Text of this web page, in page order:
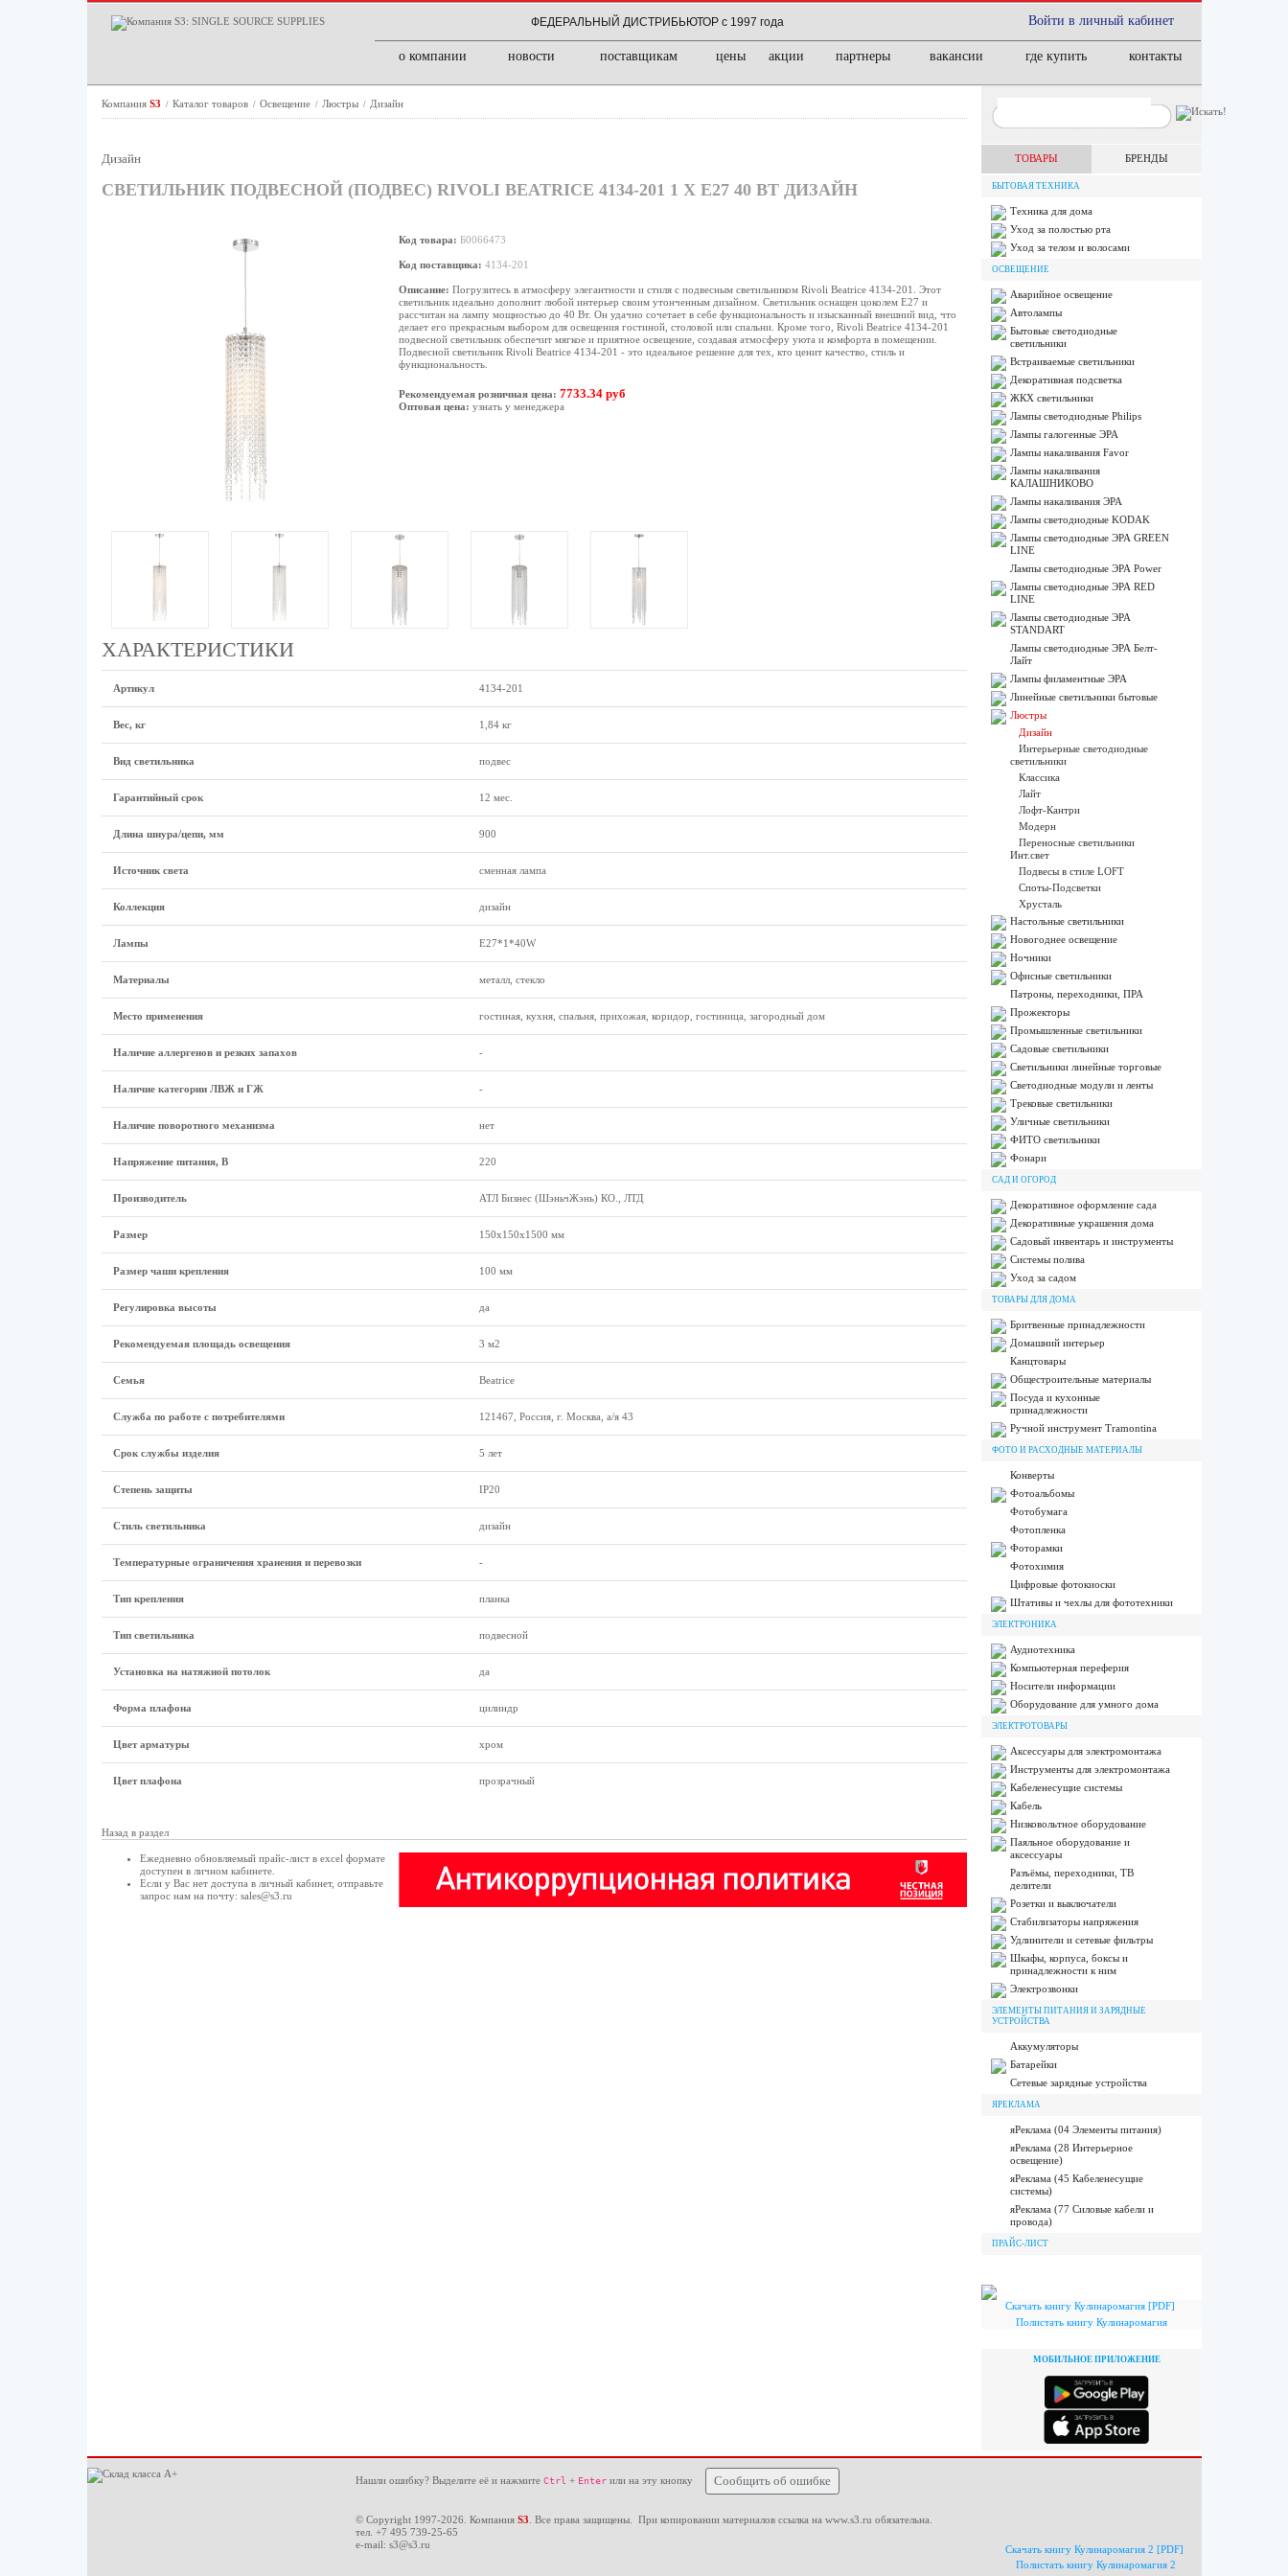
Войти в личный кабинет
ФЕДЕРАЛЬНЫЙ ДИСТРИБЬЮТОР с 1997 года
о компании новости поставщикам цены акции партнеры вакансии где купить контакты
Компания S3 / Каталог товаров / Освещение / Люстры / Дизайн
Дизайн
СВЕТИЛЬНИК ПОДВЕСНОЙ (ПОДВЕС) RIVOLI BEATRICE 4134-201 1 Х Е27 40 ВТ ДИЗАЙН
Код товара: Б0066473
Код поставщика: 4134-201
Описание: Погрузитесь в атмосферу элегантности и стиля с подвесным светильником Rivoli Beatrice 4134-201. Этот
светильник идеально дополнит любой интерьер своим утонченным дизайном. Светильник оснащен цоколем Е27 и
рассчитан на лампу мощностью до 40 Вт. Он удачно сочетает в себе функциональность и изысканный внешний вид, что
делает его прекрасным выбором для освещения гостиной, столовой или спальни. Кроме того, Rivoli Beatrice 4134-201
подвесной светильник обеспечит мягкое и приятное освещение, создавая атмосферу уюта и комфорта в помещении.
Подвесной светильник Rivoli Beatrice 4134-201 - это идеальное решение для тех, кто ценит качество, стиль и
функциональность.
Рекомендуемая розничная цена: 7733.34 руб
Оптовая цена: узнать у менеджера
ХАРАКТЕРИСТИКИ
Артикул 4134-201
Вес, кг 1,84 кг
Вид светильника подвес
Гарантийный срок 12 мес.
Длина шнура/цепи, мм 900
Источник света сменная лампа
Коллекция дизайн
Лампы Е27*1*40W
Материалы металл, стекло
Место применения гостиная, кухня, спальня, прихожая, коридор, гостиница, загородный дом
Наличие аллергенов и резких запахов -
Наличие категории ЛВЖ и ГЖ -
Наличие поворотного механизма нет
Напряжение питания, В 220
Производитель АТЛ Бизнес (ШэньчЖэнь) КО., ЛТД
Размеp 150х150х1500 мм
Размер чаши крепления 100 мм
Регулировка высоты да
Рекомендуемая площадь освещения 3 м2
Семья Beatrice
Служба по работе с потребителями 121467, Россия, г. Москва, а/я 43
Срок службы изделия 5 лет
Степень защиты IP20
Стиль светильника дизайн
Температурные ограничения хранения и перевозки -
Тип крепления планка
Тип светильника подвесной
Установка на натяжной потолок да
Форма плафона цилиндр
Цвет арматуры хром
Цвет плафона прозрачный
Назад в раздел
Ежедневно обновляемый прайс-лист в excel формате
доступен в личном кабинете.
Если у Вас нет доступа в личный кабинет, отправьте
запрос нам на почту: sales@s3.ru
ТОВАРЫ БРЕНДЫ
БЫТОВАЯ ТЕХНИКА
Техника для дома
Уход за полостью рта
Уход за телом и волосами
ОСВЕЩЕНИЕ
Аварийное освещение
Автолампы
Бытовые светодиодные
светильники
Встраиваемые светильники
Декоративная подсветка
ЖКХ светильники
Лампы cветодиодные Philips
Лампы галогенные ЭРА
Лампы накаливания Favor
Лампы накаливания
КАЛАШНИКОВО
Лампы накаливания ЭРА
Лампы светодиодные KODAK
Лампы светодиодные ЭРА GREEN
LINE
Лампы светодиодные ЭРА Power
Лампы светодиодные ЭРА RED
LINE
Лампы светодиодные ЭРА
STANDART
Лампы светодиодные ЭРА Белт-
Лайт
Лампы филаментные ЭРА
Линейные светильники бытовые
Люстры
Дизайн
Интерьерные светодиодные
светильники
Классика
Лайт
Лофт-Кантри
Модерн
Переносные светильники
Инт.свет
Подвесы в стиле LOFT
Споты-Подсветки
Хрусталь
Настольные светильники
Новогоднее освещение
Ночники
Офисные светильники
Патроны, переходники, ПРА
Прожекторы
Промышленные светильники
Садовые светильники
Светильники линейные торговые
Светодиодные модули и ленты
Трековые светильники
Уличные светильники
ФИТО светильники
Фонари
САД И ОГОРОД
Декоративное оформление сада
Декоративные украшения дома
Садовый инвентарь и инструменты
Системы полива
Уход за садом
ТОВАРЫ ДЛЯ ДОМА
Бритвенные принадлежности
Домашний интерьер
Канцтовары
Общестроительные материалы
Посуда и кухонные
принадлежности
Ручной инструмент Tramontina
ФОТО И РАСХОДНЫЕ МАТЕРИАЛЫ
Конверты
Фотоальбомы
Фотобумага
Фотопленка
Фоторамки
Фотохимия
Цифровые фотокиоски
Штативы и чехлы для фототехники
ЭЛЕКТРОНИКА
Аудиотехника
Компьютерная переферия
Носители информации
Оборудование для умного дома
ЭЛЕКТРОТОВАРЫ
Аксессуары для электромонтажа
Инструменты для электромонтажа
Кабеленесущие системы
Кабель
Низковольтное оборудование
Паяльное оборудование и
аксессуары
Разъёмы, переходники, ТВ
делители
Розетки и выключатели
Стабилизаторы напряжения
Удлинители и сетевые фильтры
Шкафы, корпуса, боксы и
принадлежности к ним
Электрозвонки
ЭЛЕМЕНТЫ ПИТАНИЯ И ЗАРЯДНЫЕ
УСТРОЙСТВА
Аккумуляторы
Батарейки
Сетевые зарядные устройства
ЯРЕКЛАМА
яРеклама (04 Элементы питания)
яРеклама (28 Интерьерное
освещение)
яРеклама (45 Кабеленесущие
системы)
яРеклама (77 Силовые кабели и
провода)
ПРАЙС-ЛИСТ
Скачать книгу Кулинаромагия 2 [PDF]
Полистать книгу Кулинаромагия 2
Скачать книгу Кулинаромагия [PDF]
Полистать книгу Кулинаромагия
МОБИЛЬНОЕ ПРИЛОЖЕНИЕ
Нашли ошибку? Выделите её и нажмите Ctrl + Enterили на эту кнопку Сообщить об ошибке
© Copyright 1997-2026. Компания S3 . Все права защищены. При копировании материалов ссылка на www.s3.ru обязательна.
тел. +7 495 739-25-65
e-mail: s3@s3.ru